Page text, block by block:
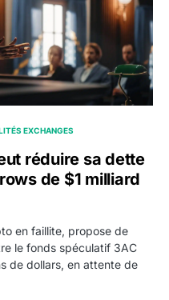
EXCHANGES
réduire sa dette
de $1 milliard
en faillite, propose de
le fonds spéculatif 3AC
de dollars, en attente de